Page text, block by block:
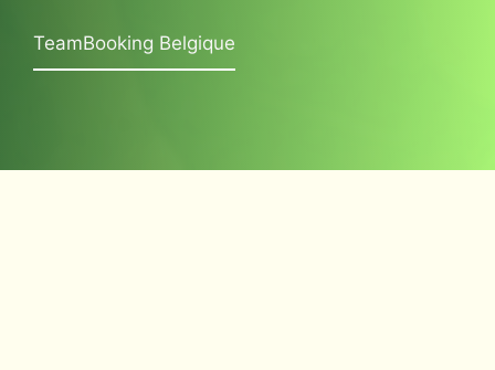
TeamBooking Belgique